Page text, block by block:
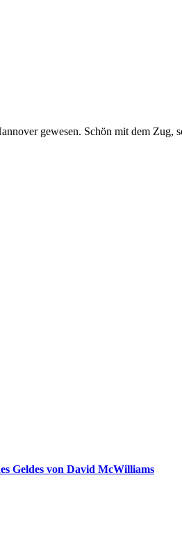
gewesen. Schön mit dem
Geldes von David McWilliams